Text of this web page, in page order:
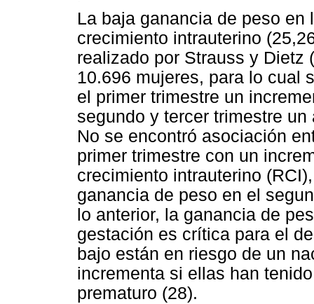
La baja ganancia de peso
crecimiento intrauterino
realizado por Strauss y Dietz
10.696 mujeres, para lo cual
el primer trimestre un
segundo y tercer trimestre
No se encontró asociación
primer trimestre con un
crecimiento intrauterino
ganancia de peso en el
lo anterior, la ganancia de
gestación es crítica para el
bajo están en riesgo de un
incrementa si ellas han
prematuro (28).